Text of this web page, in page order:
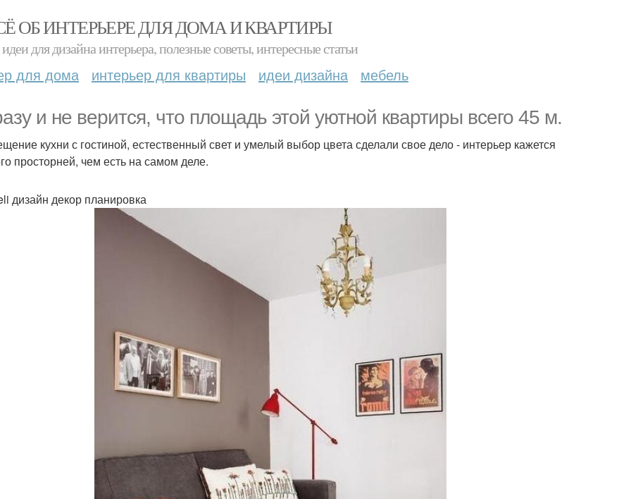
ОБ ИНТЕРЬЕРЕ ДЛЯ ДОМА И КВАРТИРЫ
для дизайна интерьера, полезные советы, интересные статьи
для дома интерьер для квартиры идеи дизайна мебель
и не верится, что площадь этой уютной квартиры всего 45 м.
кухни с гостиной, естественный свет и умелый выбор цвета сделали свое дело - интерьер кажется
просторней, чем есть на самом деле.
дизайн декор планировка